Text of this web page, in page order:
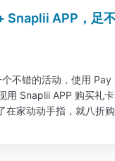
Snaplii APP，足
不错的活动，使用 Pay
用 Snaplii APP 购买礼
在家动动手指，就八折